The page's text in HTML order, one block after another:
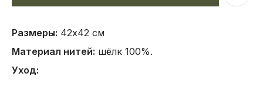
Размеры: 42х42 см
Материал нитей: шёлк 100%.
Уход: